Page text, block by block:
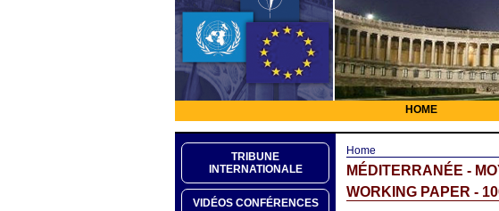
HOME
TRIBUNE
INTERNATIONALE
VIDÉOS CONFÉRENCES
Home
MÉDITERRANÉE -
WORKING PAPER -